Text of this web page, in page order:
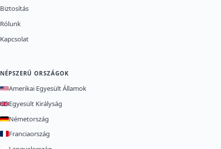
Biztosítás
Rólunk
Kapcsolat
NÉPSZERŰ ORSZÁGOK
Amerikai Egyesült Államok
Egyesült Királyság
Németország
Franciaország